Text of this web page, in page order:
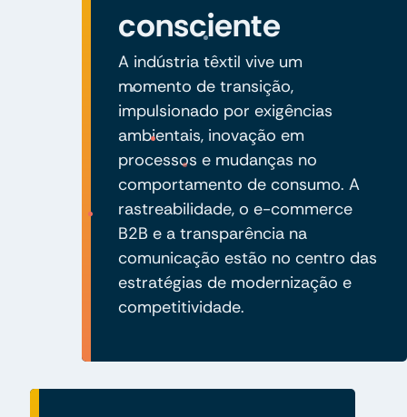
consciente
A indústria têxtil vive um
momento de transição,
impulsionado por exigências
ambientais, inovação em
processos e mudanças no
comportamento de consumo. A
rastreabilidade, o e-commerce
B2B e a transparência na
comunicação estão no centro das
estratégias de modernização e
competitividade.